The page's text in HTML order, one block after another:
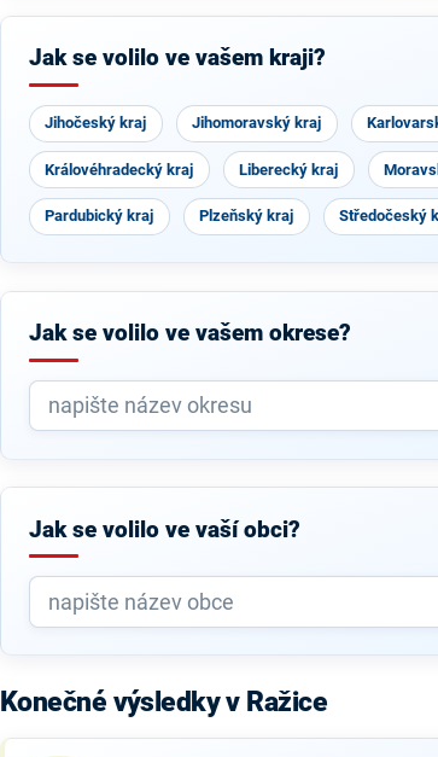
Jak se volilo ve vašem kraji?
Jihočeský kraj Jihomoravský kraj
Královéhradecký kraj Liberecký kraj
Pardubický kraj Plzeňský kraj Středočeský
Jak se volilo ve vašem okrese?
Jak se volilo ve vaší obci?
Konečné výsledky v Ražice